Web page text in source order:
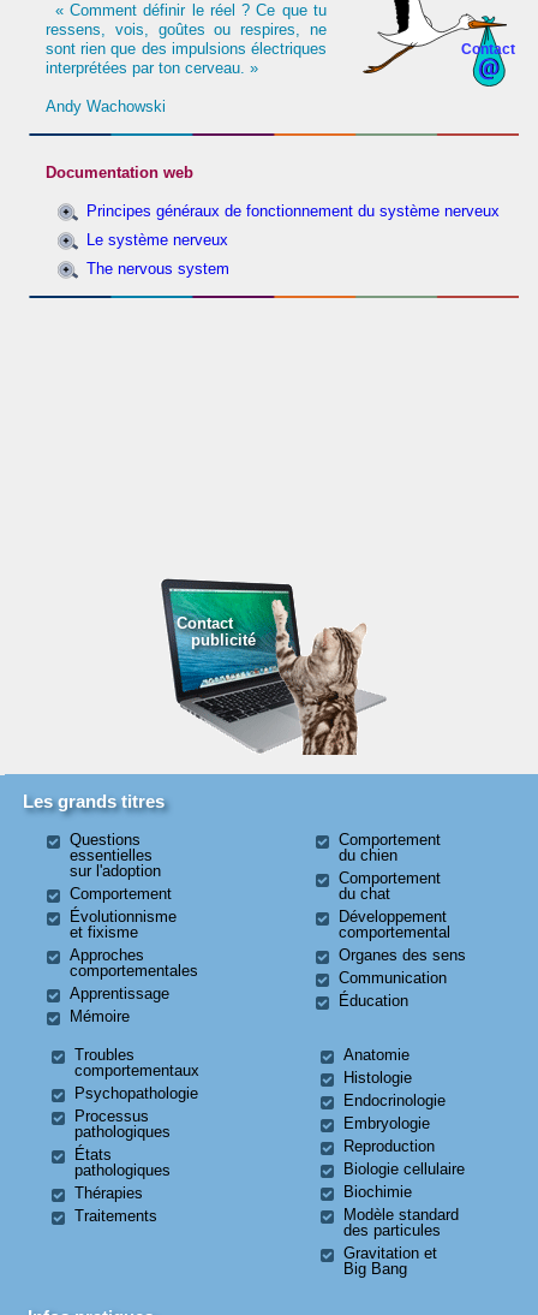
Contact
« Comment définir le réel ? Ce que tu
ressens, vois, goûtes ou respires, ne
sont rien que des impulsions électriques
interprétées par ton cerveau. »
Andy Wachowski
Documentation web
Principes généraux de fonctionnement du système nerveux
Le système nerveux
The nervous system
Contact
publicité
Les grands titres
Questions
essentielles
sur l'adoption
Comportement
Évolutionnisme
et fixisme
Approches
comportementales
Apprentissage
Mémoire
Comportement
du chien
Comportement
du chat
Développement
comportemental
Organes des sens
Communication
Éducation
Troubles
comportementaux
Psychopathologie
Processus
pathologiques
États
pathologiques
Thérapies
Traitements
Anatomie
Histologie
Endocrinologie
Embryologie
Reproduction
Biologie cellulaire
Biochimie
Modèle standard
des particules
Gravitation et
Big Bang